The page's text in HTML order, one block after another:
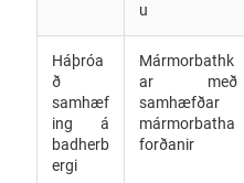
u
Háþróa
ð
samhæf
ing á
badherb
ergi
Mármorbathk
ar með
samhæfðar
mármorbatha
forðanir